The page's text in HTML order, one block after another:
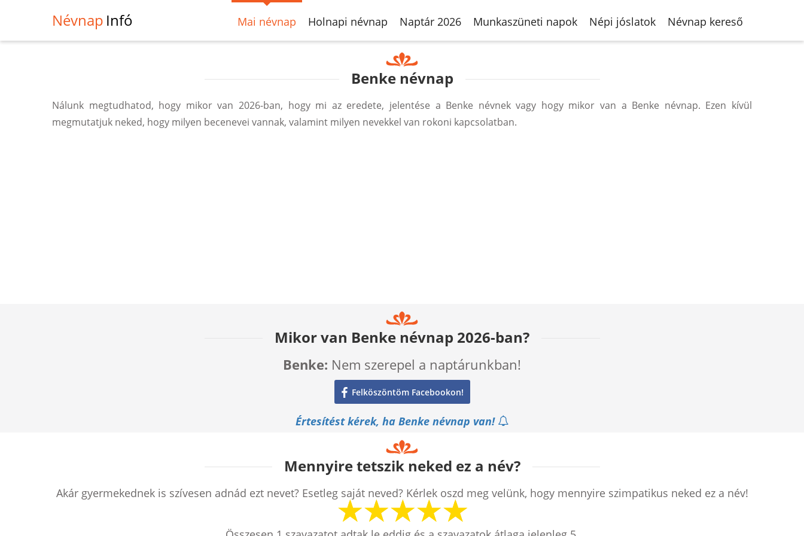
Névnap Infó Mai névnap Holnapi névnap Naptár 2026 Munkaszüneti napok Népi jóslatok Névnap kereső
Benke névnap
Nálunk megtudhatod, hogy mikor van 2026-ban, hogy mi az eredete, jelentése a Benke névnek vagy hogy mikor van a Benke névnap. Ezen kívül
megmutatjuk neked, hogy milyen becenevei vannak, valamint milyen nevekkel van rokoni kapcsolatban.
Mikor van Benke névnap 2026-ban?
Benke: Nem szerepel a naptárunkban!
Felköszöntöm Facebookon!
Értesítést kérek, ha Benke névnap van!
Mennyire tetszik neked ez a név?
Akár gyermekednek is szívesen adnád ezt nevet? Esetleg saját neved? Kérlek oszd meg velünk, hogy mennyire szimpatikus neked ez a név!